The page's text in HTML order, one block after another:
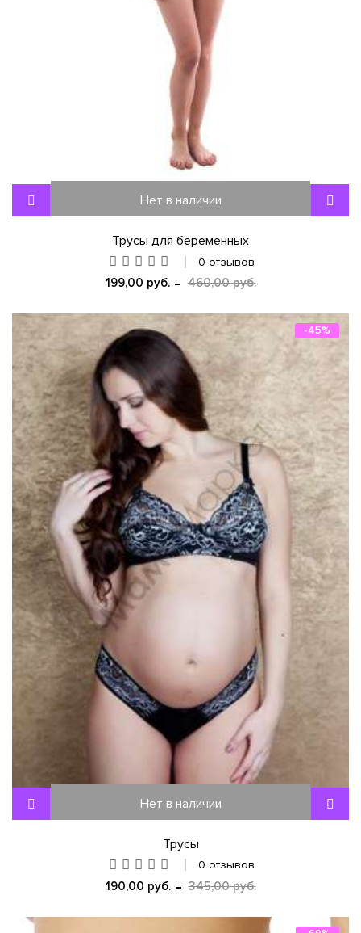
Нет в наличии
Трусы для беременных
0 отзывов
199,00 руб. 460,00 руб.
-45%
Нет в наличии
Трусы
0 отзывов
190,00 руб. 345,00 руб.